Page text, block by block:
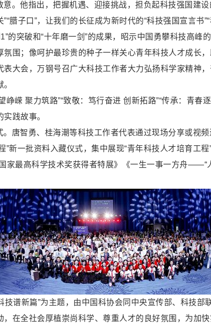
。他指出，把握机遇、迎接挑战，担负起科技强国建
腊子口”，让我们的长征成为新时代的“科技强国宣言书
的突破和“十年磨一剑”的成果，昭示中国勇攀科技高
围；像呵护最珍贵的种子一样关心青年科技人才成长
大会，万钢号召广大科技工作者大力弘扬科学家精神
嵘 聚力筑路”“致敬：笃行奋进 创新拓路”“传承：青春
践故事。
唐智勇、桂海潮等科技工作者代表通过现场分享或视
”新一批资料入藏仪式，集中展现“青年科技人才培育
最高科学技术奖获得者特展》《一生一事一方舟——“
技谱新篇”为主题，由中国科协会同中央宣传部、科技
在全社会厚植崇尚科学、尊重人才的良好氛围，为加